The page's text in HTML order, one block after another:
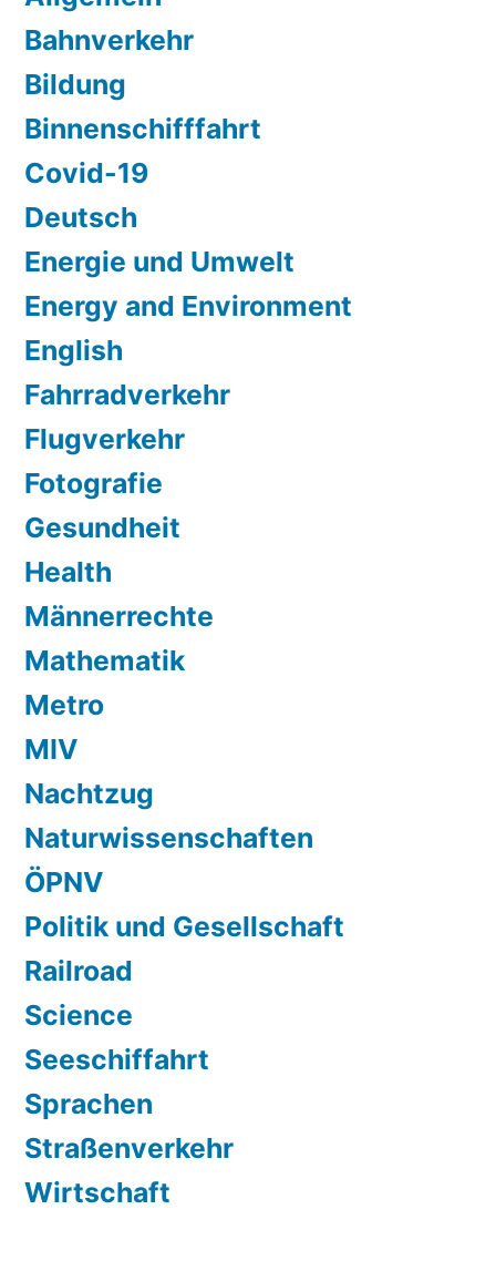
Bahnverkehr
Bildung
Binnenschifffahrt
Covid-19
Deutsch
Energie und Umwelt
Energy and Environment
English
Fahrradverkehr
Flugverkehr
Fotografie
Gesundheit
Health
Männerrechte
Mathematik
Metro
MIV
Nachtzug
Naturwissenschaften
ÖPNV
Politik und Gesellschaft
Railroad
Science
Seeschiffahrt
Sprachen
Straßenverkehr
Wirtschaft